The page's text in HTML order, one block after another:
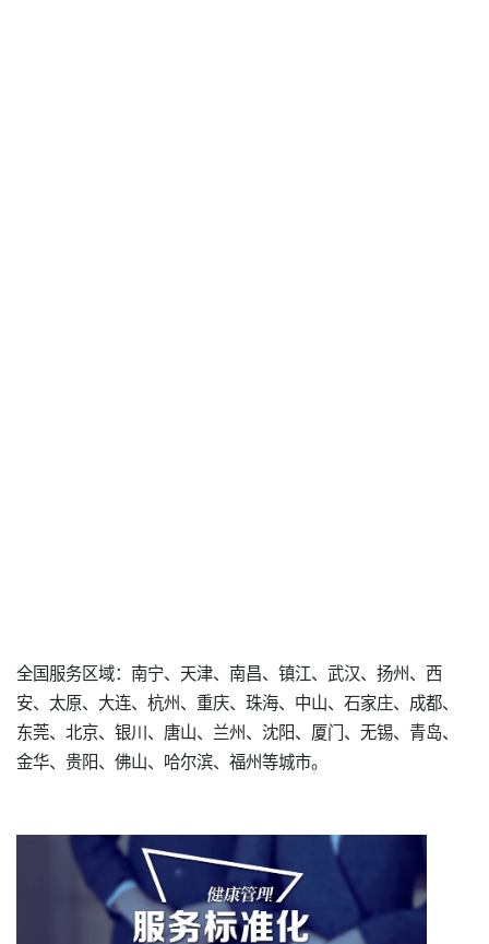
全国服务区域：南宁、天津、南昌、镇江、武汉、扬州、西
安、太原、大连、杭州、重庆、珠海、中山、石家庄、成都、
东莞、北京、银川、唐山、兰州、沈阳、厦门、无锡、青岛、
金华、贵阳、佛山、哈尔滨、福州等城市。